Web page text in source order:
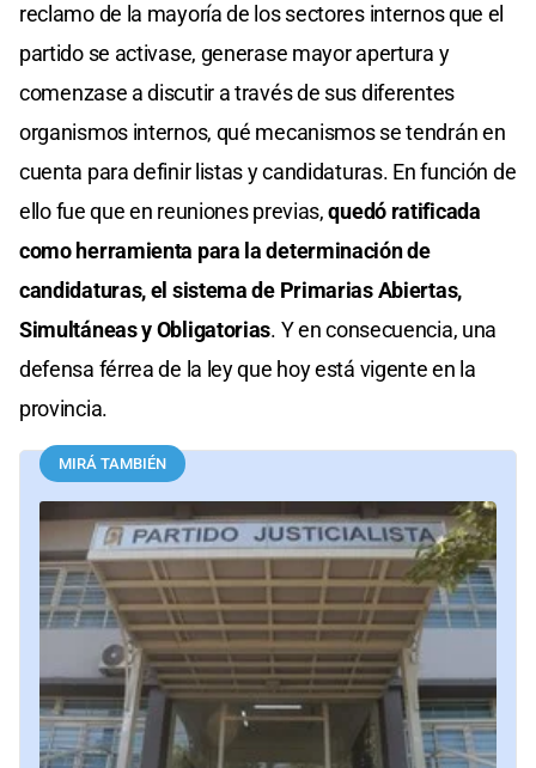
reclamo de la mayoría de los sectores internos que el
partido se activase, generase mayor apertura y
comenzase a discutir a través de sus diferentes
organismos internos, qué mecanismos se tendrán en
cuenta para definir listas y candidaturas. En función de
ello fue que en reuniones previas,quedó ratificada
como herramienta para la determinación de
candidaturas, el sistema de Primarias Abiertas,
Simultáneas y Obligatorias. Y en consecuencia, una
defensa férrea de la ley que hoy está vigente en la
provincia.
MIRÁ TAMBIÉN